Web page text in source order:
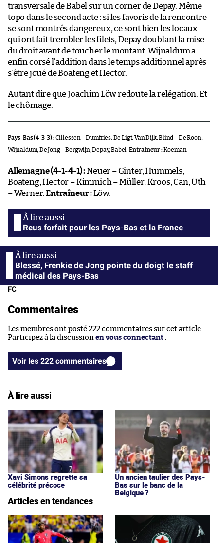
transversale de Babel sur un corner de Depay. Même
topo dans le second acte : si les favoris de la rencontre
se sont montrés dangereux, ce sont bien les locaux
qui ont fait trembler les filets, Depay doublant la mise
du droit avant de toucher le montant. Wijnaldum a
enfin corsé l’addition dans le temps additionnel après
s’être joué de Boateng et Hector.
Autant dire que Joachim Löw redoute la relégation. Et
le chômage.
Pays-Bas (4-3-3) :Cillessen – Dumfries, De Ligt, Van Dijk, Blind – De Roon,
Wijnaldum, De Jong – Bergwijn, Depay, Babel. Entraîneur :Koeman.
Allemagne (4-1-4-1) :Neuer – Ginter, Hummels,
Boateng, Hector – Kimmich – Müller, Kroos, Can, Uth
– Werner.Entraîneur :Löw.
Reus forfait pour les Pays-Bas et la France
Blessé, Frenkie de Jong pointe du doigt le staff
médical des Pays-Bas
FC
Commentaires
Les membres ont posté 222 commentaires sur cet article.
Participez à la discussion en vous connectant
Voir les 222 commentaires
À lire aussi
Xavi Simons regrette sa
célébrité précoce
Un ancien taulier des Pays-
Bas sur le banc de la
Belgique ?
Articles en tendances